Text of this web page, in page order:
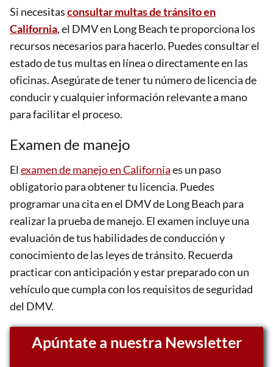
Si necesitasconsultar multas de tránsito en
California, el DMV en Long Beach te proporciona los
recursos necesarios para hacerlo. Puedes consultar el
estado de tus multas en línea o directamente en las
oficinas. Asegúrate de tener tu número de licencia de
conducir y cualquier información relevante a mano
para facilitar el proceso.
Examen de manejo
El examen de manejo en Californiaes un paso
obligatorio para obtener tu licencia. Puedes
programar una cita en el DMV de Long Beach para
realizar la prueba de manejo. El examen incluye una
evaluación de tus habilidades de conducción y
conocimiento de las leyes de tránsito. Recuerda
practicar con anticipación y estar preparado con un
vehículo que cumpla con los requisitos de seguridad
del DMV.
Apúntate a nuestra Newsletter